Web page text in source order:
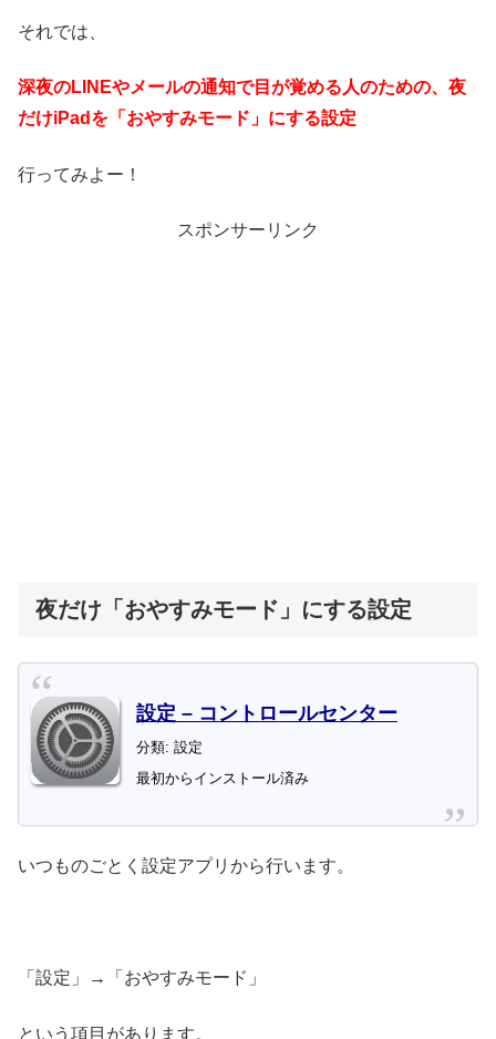
それでは、
深夜のLINEやメールの通知で目が覚める人のための、夜
だけiPadを「おやすみモード」にする設定
行ってみよー！
スポンサーリンク
夜だけ「おやすみモード」にする設定
設定 – コントロールセンター
分類: 設定
最初からインストール済み
いつものごとく設定アプリから行います。
「設定」→「おやすみモード」
という項目があります。